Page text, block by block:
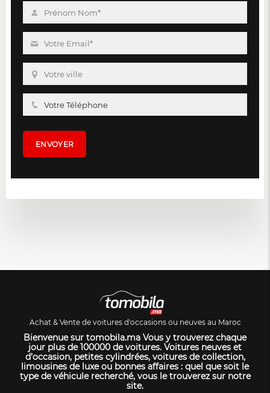
Achat & Vente de voitures d'occasions ou neuves au Maroc
Bienvenue sur tomobila.ma Vous y trouverez chaque
jour plus de 100000 de voitures. Voitures neuves et
d’occasion, petites cylindrées, voitures de collection,
limousines de luxe ou bonnes affaires : quel que soit le
type de véhicule recherché, vous le trouverez sur notre
site.